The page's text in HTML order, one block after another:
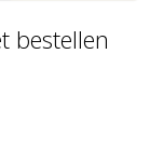
bestellen